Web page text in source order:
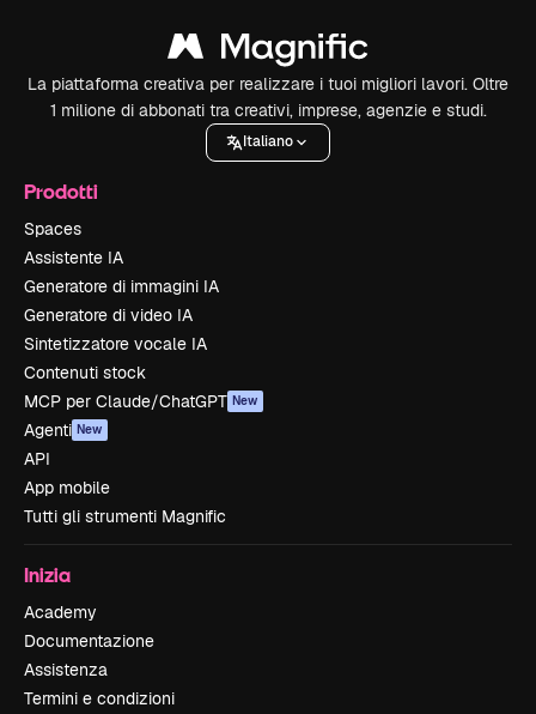
La piattaforma creativa per realizzare i tuoi migliori lavori. Oltre
1 milione di abbonati tra creativi, imprese, agenzie e studi.
Italiano
Prodotti
Spaces
Assistente IA
Generatore di immagini IA
Generatore di video IA
Sintetizzatore vocale IA
Contenuti stock
MCP per Claude/ChatGPT New
Agenti New
API
App mobile
Tutti gli strumenti Magnific
Inizia
Academy
Documentazione
Assistenza
Termini e condizioni